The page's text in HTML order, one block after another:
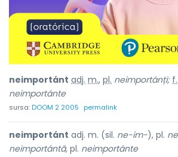
neimportánt adj. m., pl. neimportánți; f.
neimportánte
sursa:DOOM 2 2005 permalink
neimportánt adj. m. (sil. ne-im-), pl.
neimportántă, pl. neimportánte